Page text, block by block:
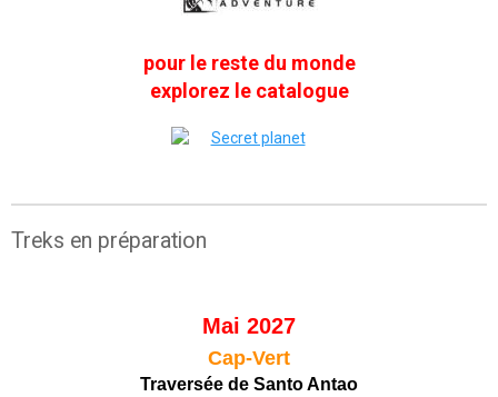
pour le reste du monde
explorez le catalogue
Treks en préparation
Mai 2027
Cap-Vert
Traversée de Santo Antao